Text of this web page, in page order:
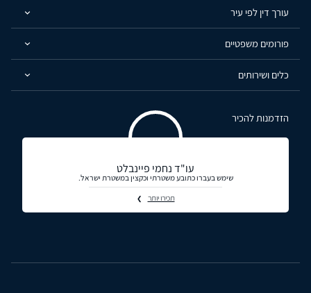
עורך דין לפי עיר
פורומים משפטיים
כלים ושירותים
הזדמנות להכיר
עו"ד נחמי פיינבלט
שימש בעברו כתובע משטרתי וכקצין במשטרת ישראל.
תכירו יותר